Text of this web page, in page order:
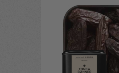
Världens bästa
varmhållning och
och soppor,